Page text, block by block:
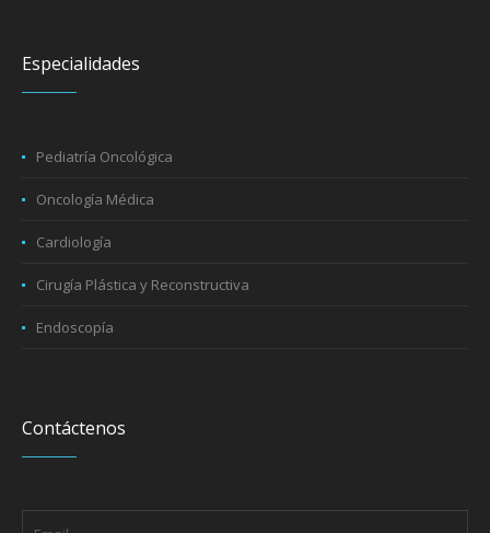
Especialidades
Pediatría Oncológica
Oncología Médica
Cardiología
Cirugía Plástica y Reconstructiva
Endoscopía
Contáctenos